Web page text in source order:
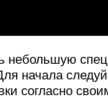
небольшую
начала
согласно